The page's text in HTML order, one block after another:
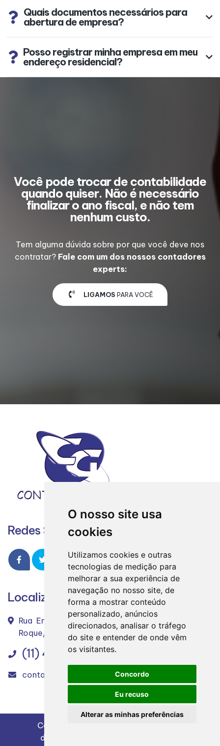
O nosso site usa
cookies
Utilizamos cookies e outras
tecnologias de medição para
melhorar a sua experiência de
navegação no nosso site, de
forma a mostrar conteúdo
personalizado, anúncios
direcionados, analisar o tráfego
do site e entender de onde vêm
os visitantes.
Concordo
Eu recuso
Alterar as minhas preferências
Quais documentos necessários para
abertura de empresa?
Posso registrar minha empresa em meu
endereço residencial?
Você pode trocar de contabilidade
quando quiser. Não é necessário
finalizar o ano fiscal, e não tem
nenhum custo.
Tem alguma dúvida sobre por que você deve nos
contratar? Fale com um dos nossos contadores
experts:
LIGAMOS PARA VOCÊ
Redes Sociais
Localização
Rua Enrico Dell'Acqua - nº 380 – Centro – São
Roque/SP – CEP. 18130-460
(11) 4712-3475
contabil.garcia@terra.com.br
Copyright
desenvolvimento